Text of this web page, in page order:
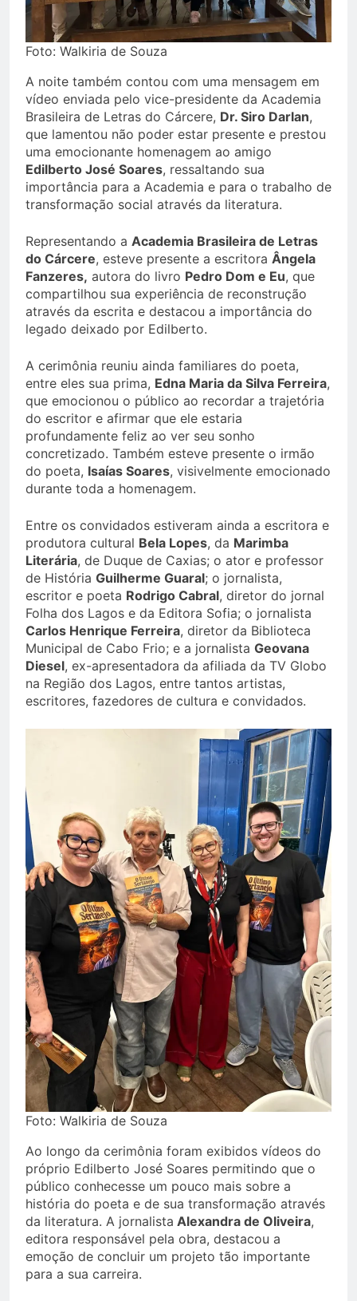
Foto: Walkiria de Souza
A noite também contou com uma mensagem em
vídeo enviada pelo vice-presidente da Academia
Brasileira de Letras do Cárcere, Dr. Siro Darlan,
que lamentou não poder estar presente e prestou
uma emocionante homenagem ao amigo
Edilberto José Soares, ressaltando sua
importância para a Academia e para o trabalho de
transformação social através da literatura.
Representando a Academia Brasileira de Letras
do Cárcere, esteve presente a escritora Ângela
Fanzeres, autora do livro Pedro Dom e Eu, que
compartilhou sua experiência de reconstrução
através da escrita e destacou a importância do
legado deixado por Edilberto.
A cerimônia reuniu ainda familiares do poeta,
entre eles sua prima, Edna Maria da Silva Ferreira,
que emocionou o público ao recordar a trajetória
do escritor e afirmar que ele estaria
profundamente feliz ao ver seu sonho
concretizado. Também esteve presente o irmão
do poeta, Isaías Soares, visivelmente emocionado
durante toda a homenagem.
Entre os convidados estiveram ainda a escritora e
produtora cultural Bela Lopes, da Marimba
Literária, de Duque de Caxias; o ator e professor
de História Guilherme Guaral; o jornalista,
escritor e poeta Rodrigo Cabral, diretor do jornal
Folha dos Lagos e da Editora Sofia; o jornalista
Carlos Henrique Ferreira, diretor da Biblioteca
Municipal de Cabo Frio; e a jornalista Geovana
Diesel, ex-apresentadora da afiliada da TV Globo
na Região dos Lagos, entre tantos artistas,
escritores, fazedores de cultura e convidados.
Foto: Walkiria de Souza
Ao longo da cerimônia foram exibidos vídeos do
próprio Edilberto José Soares permitindo que o
público conhecesse um pouco mais sobre a
história do poeta e de sua transformação através
da literatura. A jornalista Alexandra de Oliveira,
editora responsável pela obra, destacou a
emoção de concluir um projeto tão importante
para a sua carreira.